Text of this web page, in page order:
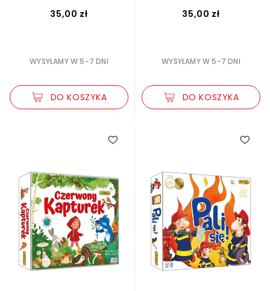
35,00 zł
WYSYŁAMY W 5-7 DNI
DO KOSZYKA
35,00 zł
WYSYŁAMY W 5-7 DNI
DO KOSZYKA